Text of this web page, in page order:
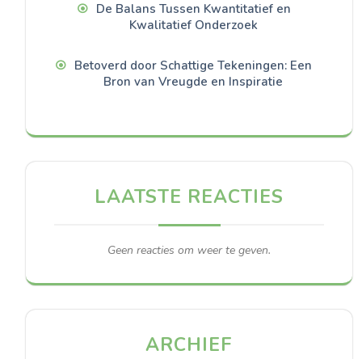
De Balans Tussen Kwantitatief en
Kwalitatief Onderzoek
Betoverd door Schattige Tekeningen: Een
Bron van Vreugde en Inspiratie
LAATSTE REACTIES
Geen reacties om weer te geven.
ARCHIEF